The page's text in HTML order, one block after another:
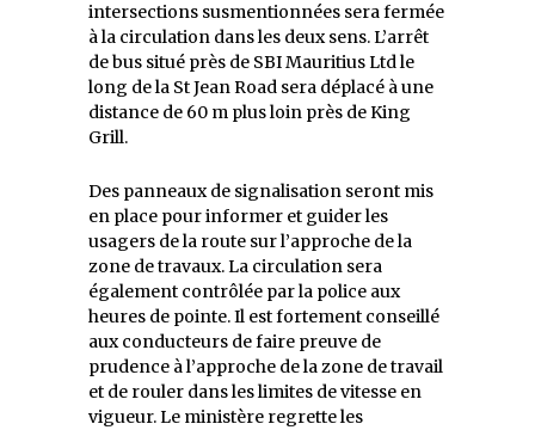
intersections susmentionnées sera fermée
à la circulation dans les deux sens. L’arrêt
de bus situé près de SBI Mauritius Ltd le
long de la St Jean Road sera déplacé à une
distance de 60 m plus loin près de King
Grill.
Des panneaux de signalisation seront mis
en place pour informer et guider les
usagers de la route sur l’approche de la
zone de travaux. La circulation sera
également contrôlée par la police aux
heures de pointe. Il est fortement conseillé
aux conducteurs de faire preuve de
prudence à l’approche de la zone de travail
et de rouler dans les limites de vitesse en
vigueur. Le ministère regrette les